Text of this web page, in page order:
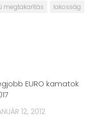
megtakarítás
lakosság
EURO kamatok
12, 2012